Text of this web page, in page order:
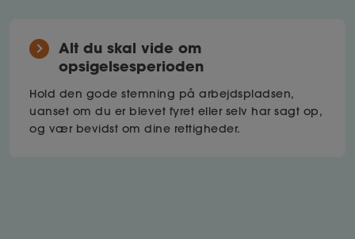
Alt du skal vide om
opsigelsesperioden
Hold den gode stemning på arbejdspladsen,
uanset om du er blevet fyret eller selv har sagt op,
og vær bevidst om dine rettigheder.